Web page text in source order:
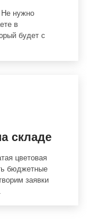
Не нужно
в
будет с
складе
цветовая
бюджетные
заявки